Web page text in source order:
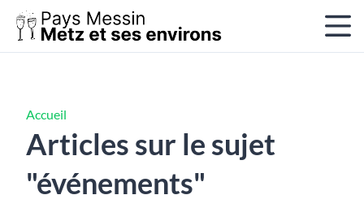
Accueil
Articles sur le sujet
"événements"